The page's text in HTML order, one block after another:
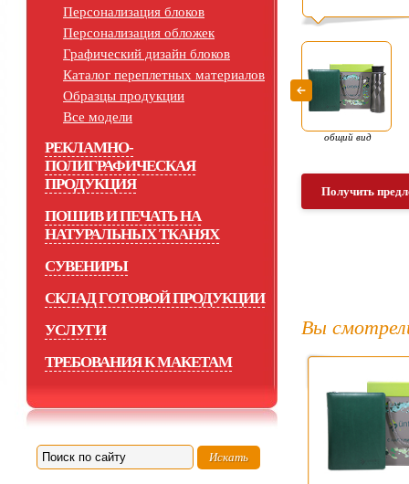
Персонализация блоков
Персонализация обложек
Графический дизайн блоков
Каталог переплетных материалов
Образцы продукции
Все модели
РЕКЛАМНО-
ПОЛИГРАФИЧЕСКАЯ
ПРОДУКЦИЯ
ПОШИВ И ПЕЧАТЬ НА
НАТУРАЛЬНЫХ ТКАНЯХ
СУВЕНИРЫ
СКЛАД ГОТОВОЙ ПРОДУКЦИИ
УСЛУГИ
ТРЕБОВАНИЯ К МАКЕТАМ
общий вид
Получить
Вы